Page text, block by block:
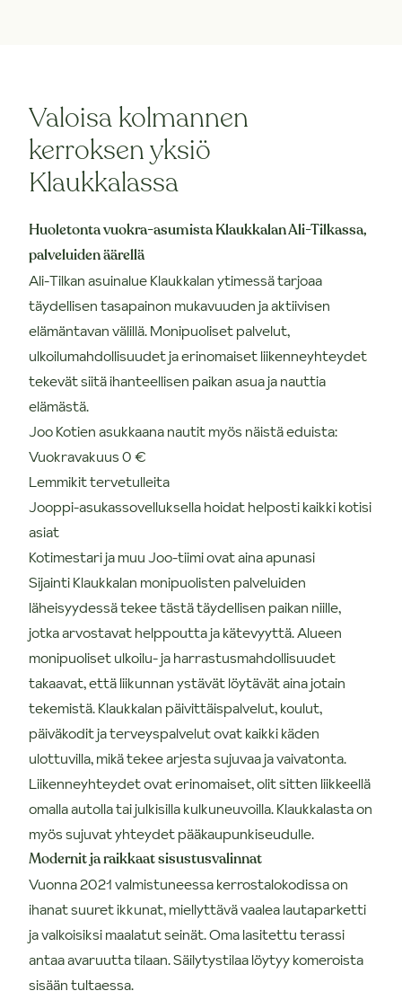
Valoisa kolmannen
kerroksen yksiö
Klaukkalassa
Huoletonta vuokra-asumista Klaukkalan Ali-Tilkassa,
palveluiden äärellä
Ali-Tilkan asuinalue Klaukkalan ytimessä tarjoaa
täydellisen tasapainon mukavuuden ja aktiivisen
elämäntavan välillä. Monipuoliset palvelut,
ulkoilumahdollisuudet ja erinomaiset liikenneyhteydet
tekevät siitä ihanteellisen paikan asua ja nauttia
elämästä.
Joo Kotien asukkaana nautit myös näistä eduista:
Vuokravakuus 0 €
Lemmikit tervetulleita
Jooppi-asukassovelluksella hoidat helposti kaikki kotisi
asiat
Kotimestari ja muu Joo-tiimi ovat aina apunasi
Sijainti Klaukkalan monipuolisten palveluiden
läheisyydessä tekee tästä täydellisen paikan niille,
jotka arvostavat helppoutta ja kätevyyttä. Alueen
monipuoliset ulkoilu- ja harrastusmahdollisuudet
takaavat, että liikunnan ystävät löytävät aina jotain
tekemistä. Klaukkalan päivittäispalvelut, koulut,
päiväkodit ja terveyspalvelut ovat kaikki käden
ulottuvilla, mikä tekee arjesta sujuvaa ja vaivatonta.
Liikenneyhteydet ovat erinomaiset, olit sitten liikkeellä
omalla autolla tai julkisilla kulkuneuvoilla. Klaukkalasta on
myös sujuvat yhteydet pääkaupunkiseudulle.
Modernit ja raikkaat sisustusvalinnat
Vuonna 2021 valmistuneessa kerrostalokodissa on
ihanat suuret ikkunat, miellyttävä vaalea lautaparketti
ja valkoisiksi maalatut seinät. Oma lasitettu terassi
antaa avaruutta tilaan. Säilytystilaa löytyy komeroista
sisään tultaessa.